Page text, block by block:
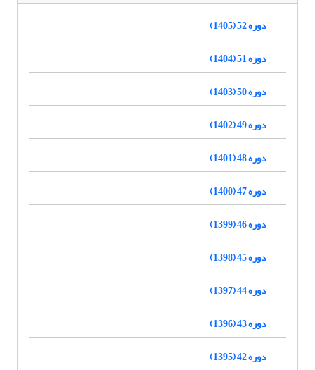
دوره 52 (1405)
دوره 51 (1404)
دوره 50 (1403)
دوره 49 (1402)
دوره 48 (1401)
دوره 47 (1400)
دوره 46 (1399)
دوره 45 (1398)
دوره 44 (1397)
دوره 43 (1396)
دوره 42 (1395)